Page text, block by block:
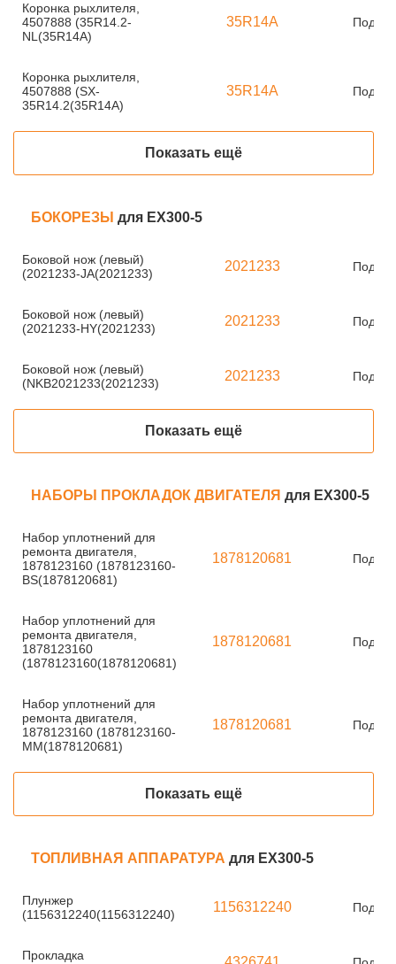
Коронка рыхлителя,
4507888 (35R14.2-
NL(35R14A)
35R14A Под
Коронка рыхлителя,
4507888 (SX-
35R14.2(35R14A)
35R14A Под
Показать ещё
БОКОРЕЗЫ для EX300-5
Боковой нож (левый)
(2021233-JA(2021233)
2021233 Под
Боковой нож (левый)
(2021233-HY(2021233)
2021233 Под
Боковой нож (левый)
(NKB2021233(2021233)
2021233 Под
Показать ещё
НАБОРЫ ПРОКЛАДОК ДВИГАТЕЛЯ для EX300-5
Набор уплотнений для
ремонта двигателя,
1878123160 (1878123160-
BS(1878120681)
1878120681 Под
Набор уплотнений для
ремонта двигателя,
1878123160
(1878123160(1878120681)
1878120681 Под
Набор уплотнений для
ремонта двигателя,
1878123160 (1878123160-
MM(1878120681)
1878120681 Под
Показать ещё
ТОПЛИВНАЯ АППАРАТУРА для EX300-5
Плунжер
(1156312240(1156312240)
1156312240 Под
Прокладка